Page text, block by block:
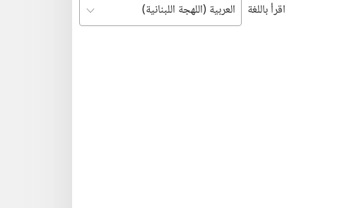
اقرأ باللغة